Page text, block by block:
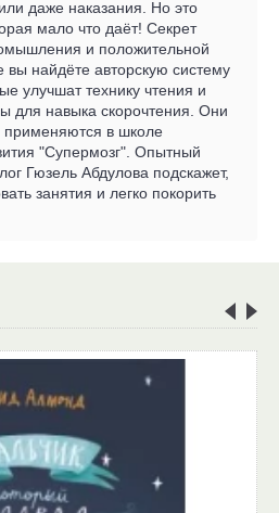
даже наказания. Но это
мало что даёт! Секрет
и положительной
вы найдёте авторскую систему
улучшат технику чтения и
для навыка скорочтения. Они
применяются в школе
"Супермозг". Опытный
Гюзель Абдулова подскажет,
занятия и легко покорить